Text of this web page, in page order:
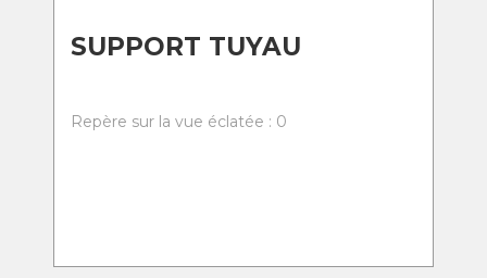
SUPPORT TUYAU
Repère sur la vue éclatée : 0